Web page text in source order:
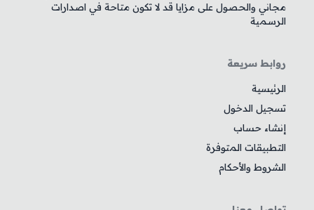
مجاني والحصول على مزايا قد لا تكون متاحة في اصدارات
الرسمية
روابط سريعة
الرئيسية
تسجيل الدخول
إنشاء حساب
التطبيقات المتوفرة
الشروط والأحكام